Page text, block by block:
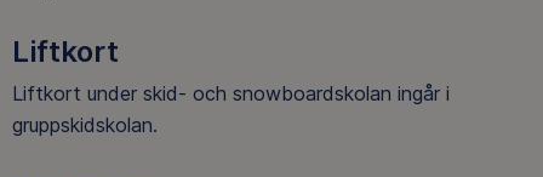
Liftkort
Liftkort under skid- och snowboardskolan ingår i
gruppskidskolan.